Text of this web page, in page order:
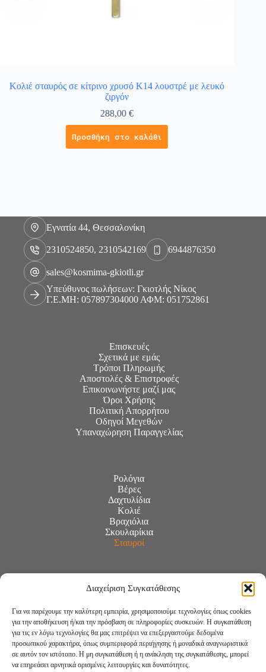
Διαχείριση Συγκατάθεσης
Για να παρέχουμε την καλύτερη εμπειρία, χρησιμοποιούμε τεχνολογίες όπως cookies
για την αποθήκευση ή/και την πρόσβαση σε πληροφορίες συσκευών. Η συγκατάθεση
για τις εν λόγω τεχνολογίες θα μας επιτρέψει να επεξεργαστούμε δεδομένα
προσωπικού χαρακτήρα, όπως συμπεριφορά περιήγησης ή μοναδικά αναγνωριστικά
σε αυτόν τον ιστότοπο. Η μη συγκατάθεση ή η ανάκληση της συγκατάθεσης, μπορεί
να επηρεάσει αρνητικά ορισμένες λειτουργίες και δυνατότητες.
Κολιέ σταυρός σε κίτρινο χρυσό Κ14 λουστρέ με λευκό
ζιργόν
288,00€
Προσθήκη στο καλάθι
Εγνατία 44, Θεσσαλονίκη
2310524850, 2310542169 6944876350
sales@kosmima-gkiotli.gr
Υπεύθυνος πωλήσεων: Γκιοτλής Νίκος
Γ.Ε.ΜΗ: 057897304000 ΑΦΜ: 051752861
Επισκευές
Σχετικά με εμάς
Τρόποι Πληρωμής
Αποστολές & Επιστροφές
Επικοινωνήστε μαζί μας
Όροι Χρήσης
Πολιτική Απορρήτου
Οδηγοί Μεγεθών
Υπαναχώρηση Παραγγελίας
Ρολόγια
Βέρες
Δαχτυλίδια
Κολιέ
Βραχιόλια
Σκουλαρίκια
Σταυροί